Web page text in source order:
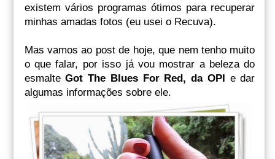
existem vários programas ótimos para recuperar
minhas amadas fotos (eu usei o Recuva).
Mas vamos ao post de hoje, que nem tenho muito
o que falar, por isso já vou mostrar a beleza do
esmalteGot The Blues For Red, da OPI e dar
algumas informações sobre ele.